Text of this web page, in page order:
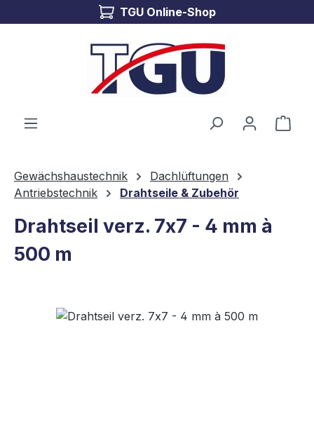
Zum Hauptinhalt springenTGU Online-Shop
Gewächshaustechnik
Dachlüftungen
Antriebstechnik
Drahtseile & Zubehör
Drahtseil verz. 7x7 - 4 mm à
500 m
Bildergalerie überspringen